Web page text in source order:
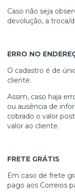
Caso não seja
devolução, a troca/
ERRO NO
O cadastro é de
cliente.
Assim, caso haja
ou ausência de
cobrado o valor
valor ao cliente.
FRETE GRÁTIS
Em caso de frete
pago aos Correios